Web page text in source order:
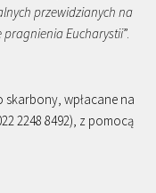
przewidzianych na
pragnienia Eucharystii”.
skarbony, wpłacane na
2248 8492), z pomocą